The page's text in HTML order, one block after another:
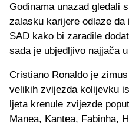
Godinama unazad gledali
zalasku karijere odlaze da
SAD kako bi zaradile
sada je ubjedljivo najjača
Cristiano Ronaldo je
velikih zvijezda kolijevku
ljeta krenule zvijezde
Manea, Kantea, Fabinha,